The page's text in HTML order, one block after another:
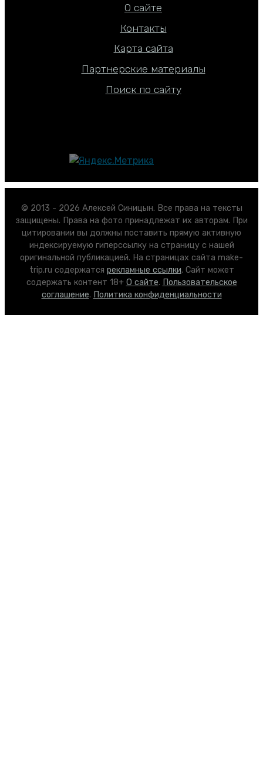
О сайте
Контакты
Карта сайта
Партнерские материалы
Поиск по сайту
© 2013 - 2026 Алексей Синицын. Все права на тексты
защищены. Права на фото принадлежат их авторам. При
цитировании вы должны поставить прямую активную
индексируемую гиперссылку на страницу с нашей
оригинальной публикацией. На страницах сайта make-
trip.ru содержатся рекламные ссылки. Сайт может
содержать контент 18+ О сайте. Пользовательское
соглашение. Политика конфиденциальности